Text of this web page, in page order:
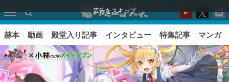
広告をスキップ
赫本 動画 殿堂入り記事 インタビュー 特集記事 マンガ